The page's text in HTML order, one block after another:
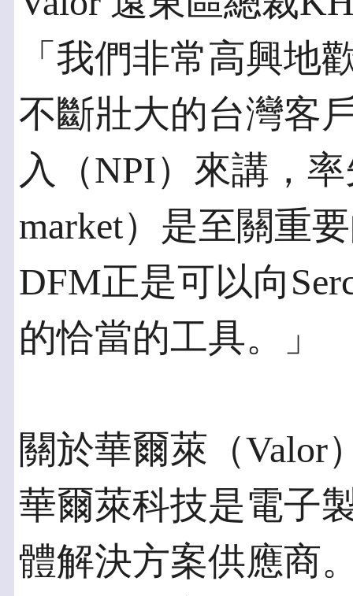
「我們非常高興地
不斷壯大的台灣客
入（NPI）來講，
market）是至關重
DFM正是可以向
的恰當的工具。」
關於華爾萊（Valor
華爾萊科技是電子
體解決方案供應商